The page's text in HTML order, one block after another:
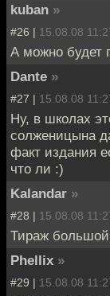
kuban »
#26 | 15.08.08
А можно будет
Dante »
#27 | 15.08.08
Ну, в школах
солженицына
факт издания
что ли :)
Kalandar »
#28 | 15.08.08
Тираж
Phellix »
#29 | 15.08.08